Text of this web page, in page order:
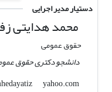
دستیار مدیر اجرایی
محمد هدایتی
حقوق عمومی
دانشجو دکتری حقوق
mhedayatiz
yahoo.com